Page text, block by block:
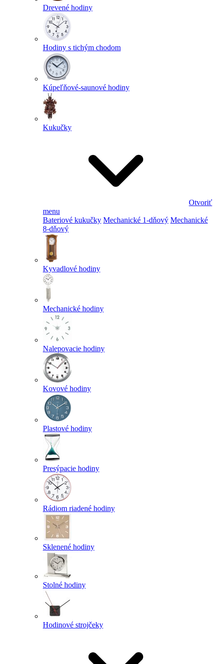
Drevené hodiny
Hodiny s tichým chodom
Kúpeľňové-saunové hodiny
Kukučky
Otvoriť
menu
Bateriové kukučky Mechanické 1-dňový Mechanické
8-dňový
Kyvadlové hodiny
Mechanické hodiny
Nalepovacie hodiny
Kovové hodiny
Plastové hodiny
Presýpacie hodiny
Rádiom riadené hodiny
Sklenené hodiny
Stolné hodiny
Hodinové strojčeky